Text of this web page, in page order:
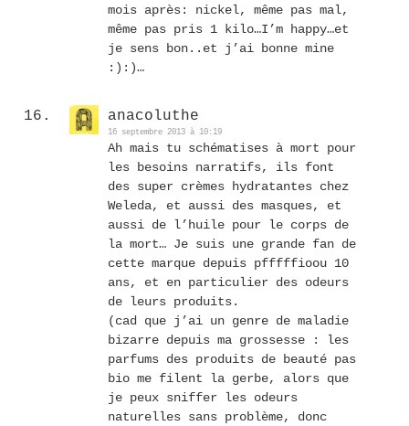
mois après: nickel, même pas mal,
même pas pris 1 kilo…I’m happy…et
je sens bon..et j’ai bonne mine
:):)…
anacoluthe
16 septembre 2013 à 10:19
Ah mais tu schématises à mort pour
les besoins narratifs, ils font
des super crèmes hydratantes chez
Weleda, et aussi des masques, et
aussi de l’huile pour le corps de
la mort… Je suis une grande fan de
cette marque depuis pfffffioou 10
ans, et en particulier des odeurs
de leurs produits.
(cad que j’ai un genre de maladie
bizarre depuis ma grossesse : les
parfums des produits de beauté pas
bio me filent la gerbe, alors que
je peux sniffer les odeurs
naturelles sans problème, donc